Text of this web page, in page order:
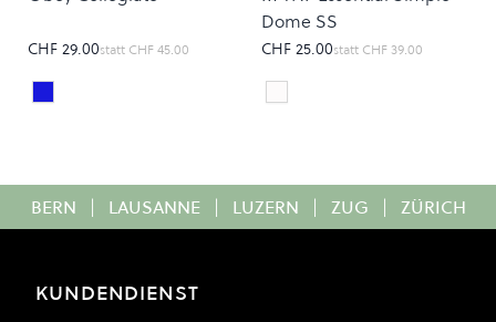
CHF 29.00statt CHF 45.00
Colour
Navy
Dome SS
CHF 25.00statt CHF 39.00
Colour
TNF White
BERN | LAUSANNE | LUZERN | ZUG | ZÜRICH
KUNDENDIENST